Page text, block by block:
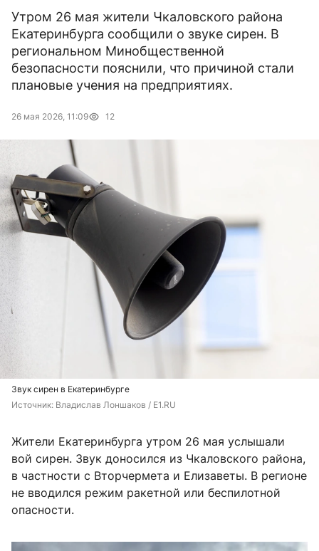
Утром 26 мая жители Чкаловского района
Екатеринбурга сообщили о звуке сирен. В
региональном Минобщественной
безопасности пояснили, что причиной стали
плановые учения на предприятиях.
26 мая 2026, 11:09 12
Звук сирен в Екатеринбурге
Источник: Владислав Лоншаков / E1.RU
Жители Екатеринбурга утром 26 мая услышали
вой сирен. Звук доносился из Чкаловского района,
в частности с Вторчермета и Елизаветы. В регионе
не вводился режим ракетной или беспилотной
опасности.